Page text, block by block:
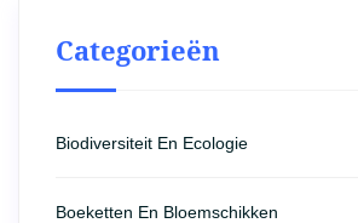
Categorieën
Biodiversiteit En Ecologie
Boeketten En Bloemschikken